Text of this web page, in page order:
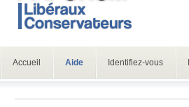
Accueil Aide Identifiez-vous